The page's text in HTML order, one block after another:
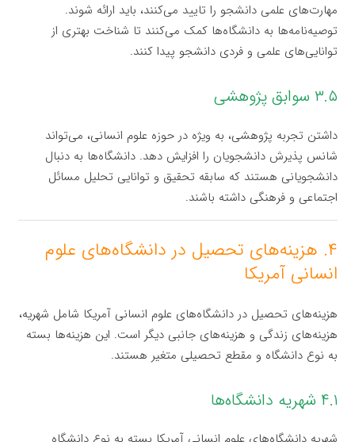
مهارت‌های علمی دانشجو را تایید می‌کنند، باید ارائه شوند.
توصیه‌نامه‌ها به دانشگاه‌ها کمک می‌کنند تا شناخت بهتری از
توانایی‌های علمی و فردی دانشجو پیدا کنند.
۳.۵ سوابق پژوهشی
داشتن تجربه پژوهشی، به ویژه در حوزه علوم انسانی، می‌تواند
شانس پذیرش دانشجویان را افزایش دهد. دانشگاه‌ها به دنبال
دانشجویانی هستند که سابقه تحقیق و توانایی تحلیل مسائل
اجتماعی و فرهنگی داشته باشند.
۴. هزینه‌های تحصیل در دانشگاه‌های علوم
انسانی آمریکا
هزینه‌های تحصیل در دانشگاه‌های علوم انسانی آمریکا شامل شهریه،
هزینه‌های زندگی و هزینه‌های جانبی دیگر است. این هزینه‌ها بسته
به نوع دانشگاه و مقطع تحصیلی متغیر هستند.
۴.۱ شهریه دانشگاه‌ها